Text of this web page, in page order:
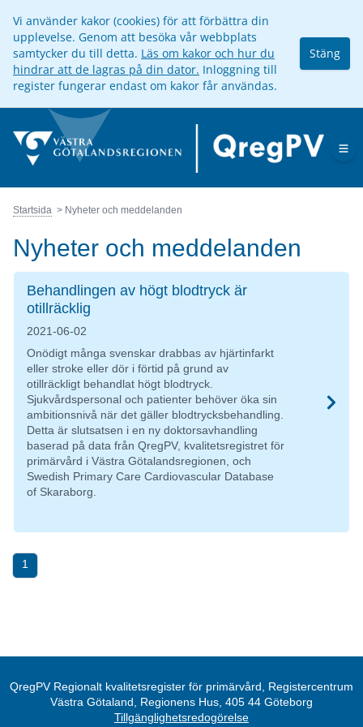
Vi använder kakor (cookies) för att förbättra din
upplevelse. Genom att besöka vår webbplats
samtycker du till detta. Läs om kakor och hur du
hindrar att de lagras på din dator. Inloggning till
register fungerar endast om kakor får användas.
Stäng
Startsida Nyheter och meddelanden
Nyheter och meddelanden
Behandlingen av högt blodtryck är
otillräcklig
2021-06-02
Onödigt många svenskar drabbas av hjärtinfarkt
eller stroke eller dör i förtid på grund av
otillräckligt behandlat högt blodtryck.
Sjukvårdspersonal och patienter behöver öka sin
ambitionsnivå när det gäller blodtrycksbehandling.
Detta är slutsatsen i en ny doktorsavhandling
baserad på data från QregPV, kvalitetsregistret för
primärvård i Västra Götalandsregionen, och
Swedish Primary Care Cardiovascular Database
of Skaraborg.
1
QregPV Regionalt kvalitetsregister för primärvård, Registercentrum
Västra Götaland, Regionens Hus, 405 44 Göteborg
Tillgänglighetsredogörelse